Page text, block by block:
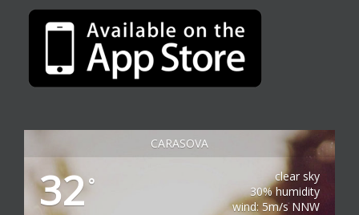
CARASOVA
32°
clear sky
30% humidity
wind: 5m/s NNW